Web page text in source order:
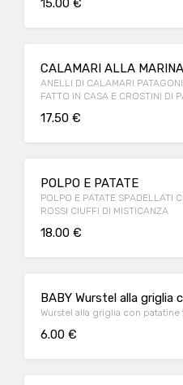
15.00 €
CALAMARI ALLA
ANELLI DI CALAMARI
FATTO IN CASA E CROSTINI DI
17.50 €
POLPO E PATATE
POLPO E PATATE SPADELLATI
ROSSI CIUFFI DI MISTICANZA
18.00 €
BABY Wurstel alla
Wurstel alla griglia con
6.00 €